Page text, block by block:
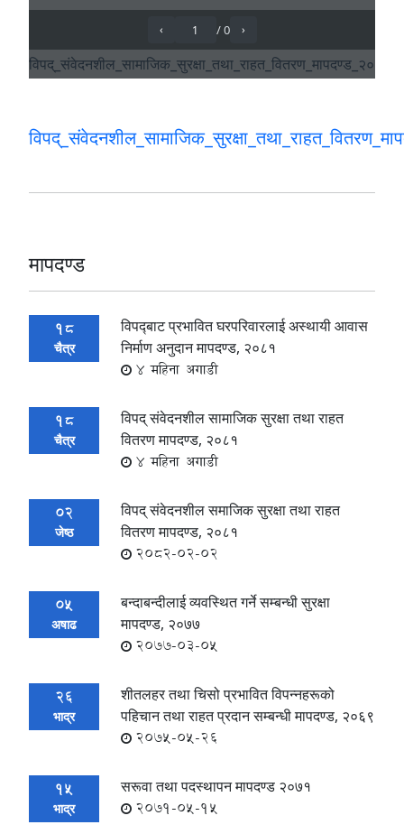
मापदण्ड
18
चैत्र
विपद्‍बाट प्रभावित घरपरिवारलाई अस्थायी आवास
निर्माण अनुदान मापदण्ड, २०८१
4 महिना अगाडी
18
चैत्र
विपद् संवेदनशील सामाजिक सुरक्षा तथा राहत
वितरण मापदण्ड, २०८१
4 महिना अगाडी
02
जेष्ठ
विपद् संवेदनशील समाजिक सुरक्षा तथा राहत
वितरण मापदण्ड, २०८१
2082-02-02
05
अषाढ
बन्दाबन्दीलाई व्यवस्थित गर्ने सम्बन्धी सुरक्षा
मापदण्ड, २०७७
2077-03-05
26
भाद्र
शीतलहर तथा चिसो प्रभावित विपन्नहरूको
पहिचान तथा राहत प्रदान सम्बन्धी मापदण्ड, २०६९
2075-05-26
15
भाद्र
सरूवा तथा पदस्थापन मापदण्ड २०७१
2071-05-15